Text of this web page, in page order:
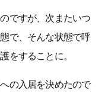
ですが、次またいつ
で、そんな状態で呼
をすることに。
の入居を決めたので